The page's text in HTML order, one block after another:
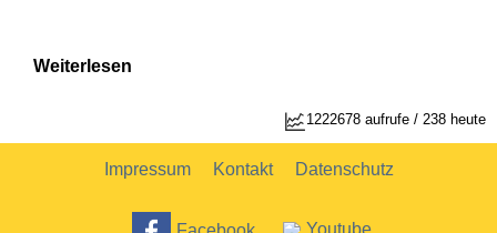
Weiterlesen
1222678 aufrufe / 238 heute
Impressum Kontakt Datenschutz